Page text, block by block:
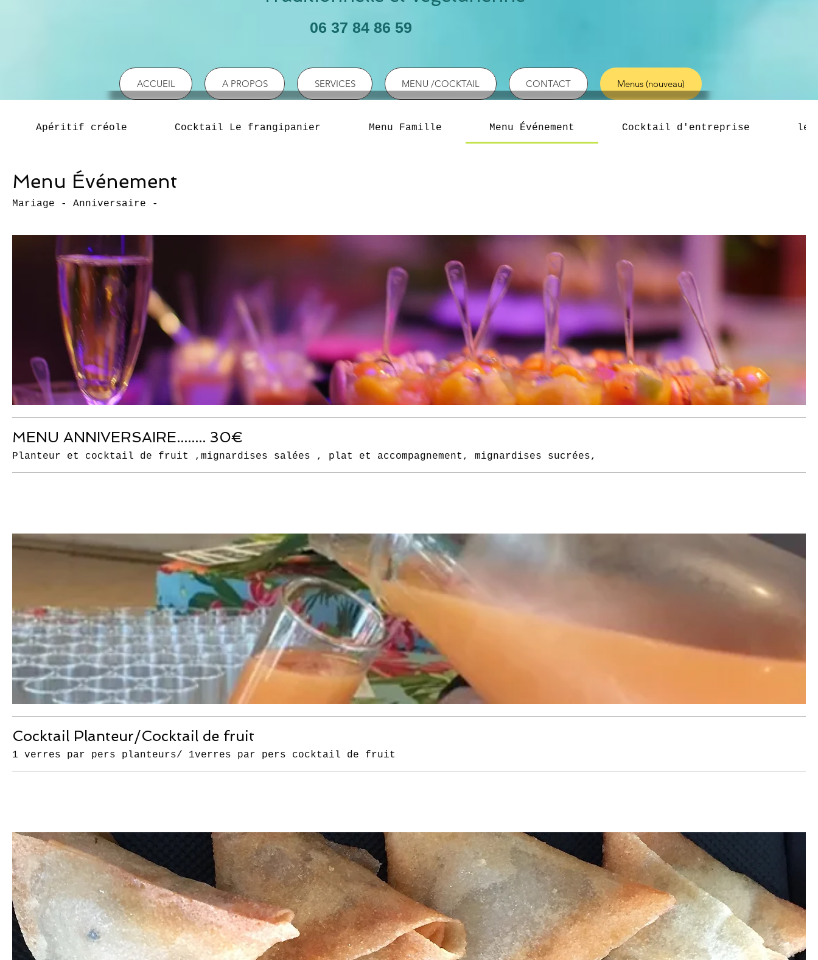
06 37 84 86 59
ACCUEIL A PROPOS SERVICES MENU /COCKTAIL CONTACT Menus (nouveau)
Apéritif créole Cocktail Le frangipanier Menu Famille Menu Événement Cocktail d'entreprise les
Menu Événement
Mariage - Anniversaire -
MENU ANNIVERSAIRE........ 30€
Planteur et cocktail de fruit ,mignardises salées , plat et accompagnement, mignardises sucrées,
Cocktail Planteur/Cocktail de fruit
1 verres par pers planteurs/ 1verres par pers cocktail de fruit